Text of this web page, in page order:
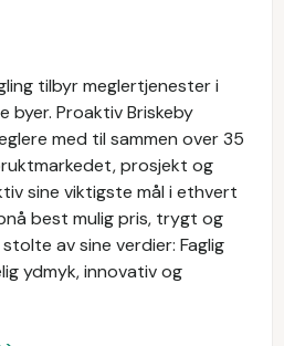
tilbyr meglertjenester i
byer. Proaktiv Briskeby
med til sammen over 35
prosjekt og
sine viktigste mål i ethvert
best mulig pris, trygt og
av sine verdier: Faglig
ydmyk, innovativ og